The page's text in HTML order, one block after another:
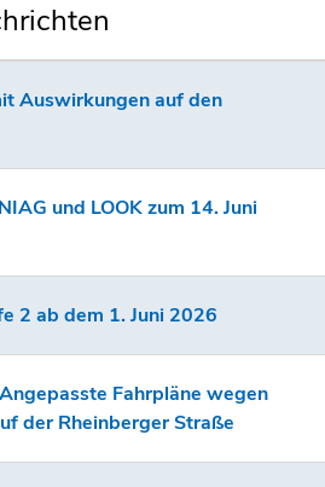
Auswirkungen auf den
und LOOK zum 14. Juni
2 ab dem 1. Juni 2026
Fahrpläne wegen
der Rheinberger Straße